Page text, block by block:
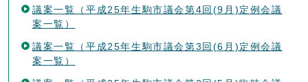
議案一覧（平成25年生駒市議会第4回(9月)定例会議
案一覧）
議案一覧（平成25年生駒市議会第3回(6月)定例会議
案一覧）